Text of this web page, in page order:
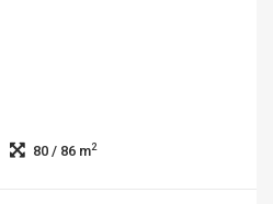
80 / 86 m2